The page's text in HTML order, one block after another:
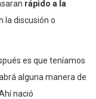
rápido a la
la discusión o
es que teníamos
alguna manera de
nació